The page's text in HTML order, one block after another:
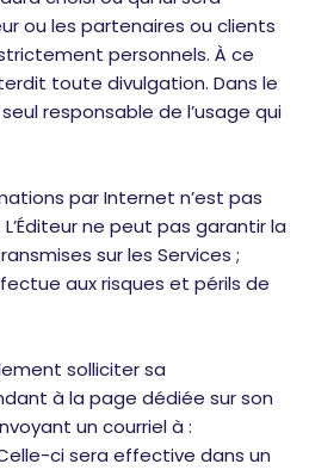
ou les partenaires ou clients
personnels. À ce
toute divulgation. Dans le
responsable de l’usage qui
par Internet n’est pas
ne peut pas garantir la
sur les Services ;
aux risques et périls de
solliciter sa
à la page dédiée sur son
un courriel à :
ci sera effective dans un